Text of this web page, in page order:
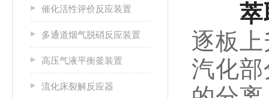
催化活性评价反应装置
多通道烟气脱硝反应装置
高压气液平衡釜装置
流化床裂解反应器
萃
逐板
汽化